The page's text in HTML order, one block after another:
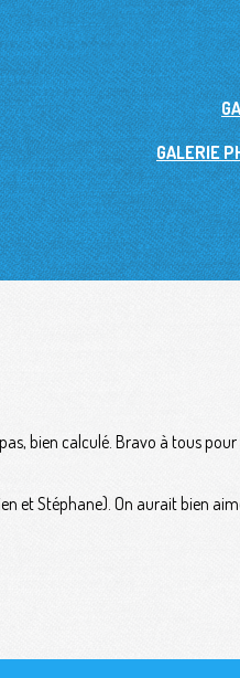
GALERIE
bien calculé. Bravo à tous pour
et Stéphane). On aurait bien